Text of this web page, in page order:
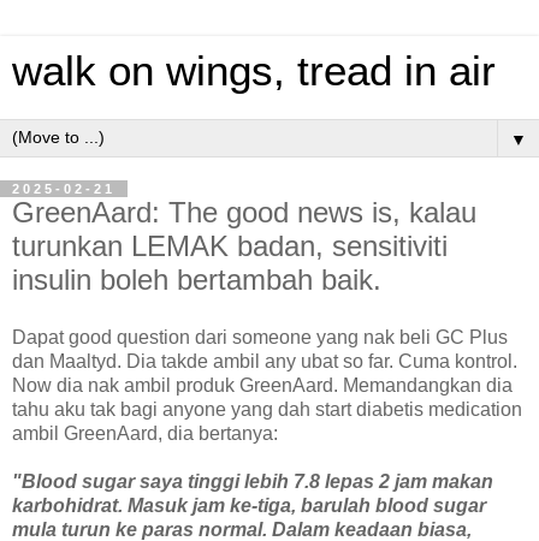
walk on wings, tread in air
▼
2025-02-21
GreenAard: The good news is, kalau
turunkan LEMAK badan, sensitiviti
insulin boleh bertambah baik.
Dapat good question dari someone yang nak beli GC Plus
dan Maaltyd. Dia takde ambil any ubat so far. Cuma kontrol.
Now dia nak ambil produk GreenAard. Memandangkan dia
tahu aku tak bagi anyone yang dah start diabetis medication
ambil GreenAard, dia bertanya:
"Blood sugar saya tinggi lebih 7.8 lepas 2 jam makan
karbohidrat. Masuk jam ke-tiga, barulah blood sugar
mula turun ke paras normal. Dalam keadaan biasa,